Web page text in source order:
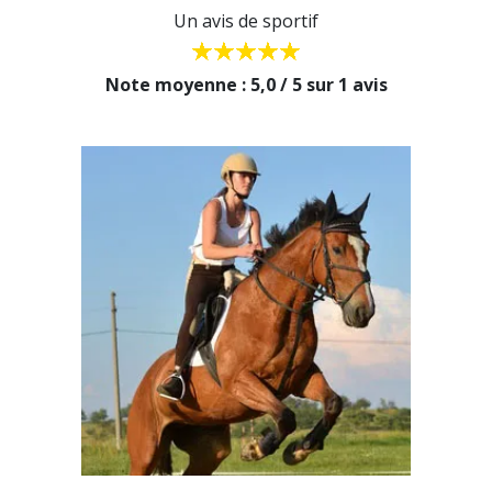
Un avis de sportif
Note moyenne : 5,0 / 5 sur 1 avis